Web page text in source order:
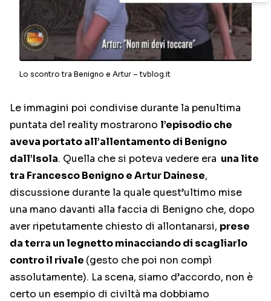
Lo scontro tra Benigno e Artur – tvblog.it
Le immagini poi condivise durante la penultima
puntata del reality mostrarono l’episodio che
aveva portato all’allentamento di Benigno
dall’Isola. Quella che si poteva vedere era una lite
tra Francesco Benigno e Artur Dainese,
discussione durante la quale quest’ultimo mise
una mano davanti alla faccia di Benigno che, dopo
aver ripetutamente chiesto di allontanarsi, prese
da terra un legnetto minacciando di scagliarlo
contro il rivale (gesto che poi non compì
assolutamente). La scena, siamo d’accordo, non è
certo un esempio di civiltà ma dobbiamo